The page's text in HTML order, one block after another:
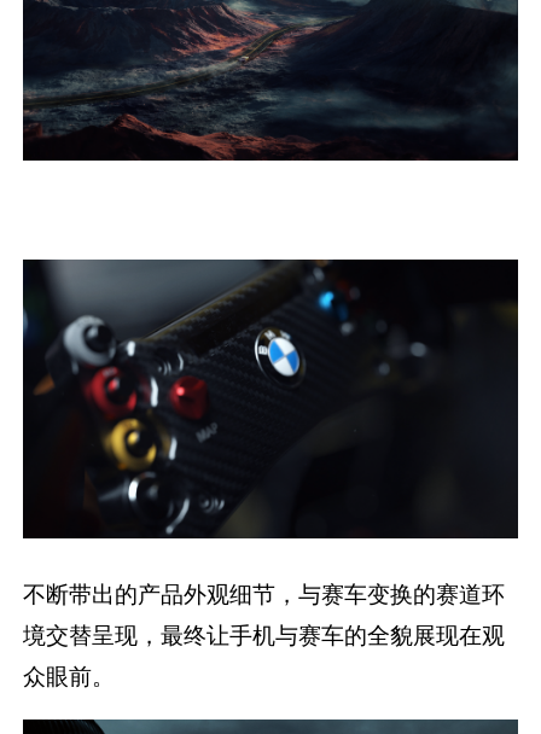
不断带出的产品外观细节，与赛车变换的赛道环
境交替呈现，最终让手机与赛车的全貌展现在观
众眼前。